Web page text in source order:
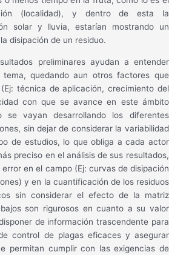
(localidad), y dentro de esta la
solar y lluvia, estarían mostrando un
disipación de un residuo.
preliminares ayudan a entender
tema, quedando aun otros factores que
técnica de aplicación, crecimiento del
con que se avance en este ámbito
se vayan desarrollando los diferentes
sin dejar de considerar la variabilidad
de estudios, lo que obliga a cada actor
preciso en el análisis de sus resultados,
en el campo (Ej: curvas de disipación
y en la cuantificación de los residuos
sin considerar el efecto de la matriz
son rigurosos en cuanto a su valor
de información trascendente para
control de plagas eficaces y asegurar
permitan cumplir con las exigencias de